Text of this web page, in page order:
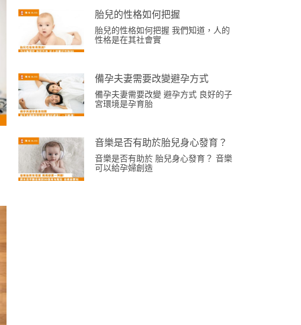
胎兒的性格如何把握
胎兒的性格如何把握 我們知道，人的
性格是在其社會實
備孕夫妻需要改變避孕方式
備孕夫妻需要改變 避孕方式 良好的子
宮環境是孕育胎
音樂是否有助於胎兒身心發育？
音樂是否有助於 胎兒身心發育？ 音樂
可以給孕婦創造